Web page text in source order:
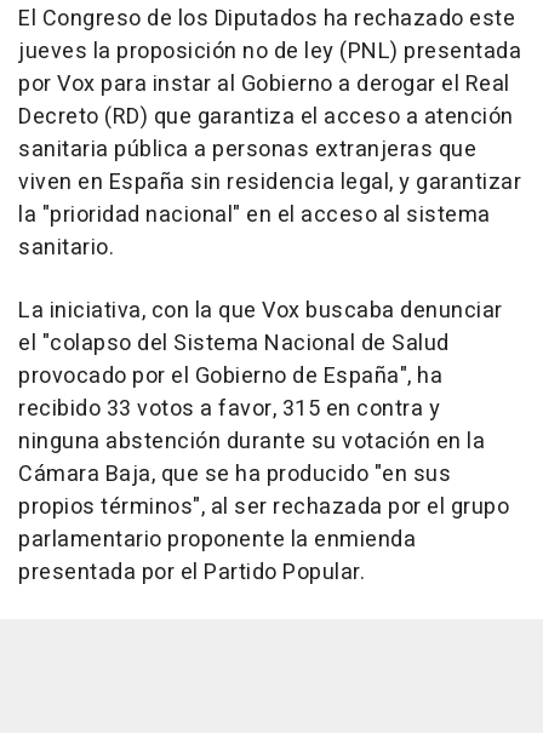
El Congreso de los Diputados ha rechazado este
jueves la proposición no de ley (PNL) presentada
por Vox para instar al Gobierno a derogar el Real
Decreto (RD) que garantiza el acceso a atención
sanitaria pública a personas extranjeras que
viven en España sin residencia legal, y garantizar
la "prioridad nacional" en el acceso al sistema
sanitario.
La iniciativa, con la que Vox buscaba denunciar
el "colapso del Sistema Nacional de Salud
provocado por el Gobierno de España", ha
recibido 33 votos a favor, 315 en contra y
ninguna abstención durante su votación en la
Cámara Baja, que se ha producido "en sus
propios términos", al ser rechazada por el grupo
parlamentario proponente la enmienda
presentada por el Partido Popular.